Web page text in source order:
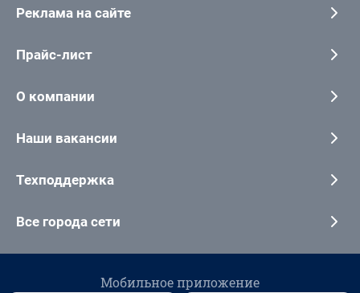
Реклама на сайте
Прайс-лист
О компании
Наши вакансии
Техподдержка
Все города сети
Мобильное приложение